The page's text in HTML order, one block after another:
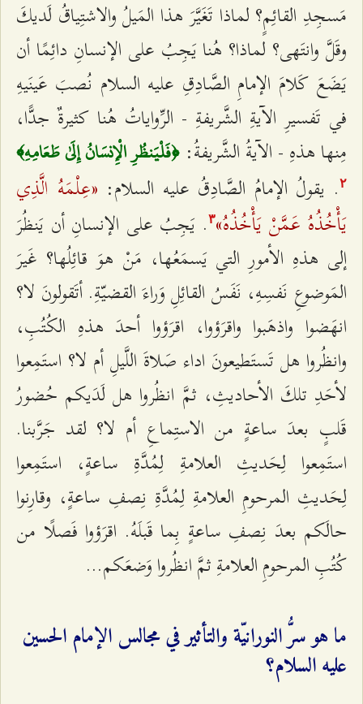
مَسجِدِ القائِمٍ؟ لماذا تَغَيَّرَ هذا المَيلُ والاشتِياقُ لَديكَ
وقَلَّ وانتَهى؟ لماذا؟ هُنا يَجِبُ على الإنسانِ دائِمًا أن
يَضَعَ كَلامَ الإمامِ الصَّادِقِ عليه السلام نُصبَ عَينَيهِ
في تَفسيرِ الآيةِ الشَّريفةِ - الرِّواياتُ هُنا كثيرةٌ جدًّا،
مِنها هذهِ - الآيةُ الشَّريفةُ:﴿فَلْيَنظُرِ الْإِنسَانُ إِلَىٰ طَعَامِهِ﴾
٢. يقولُ الإمامُ الصَّادِقُ عليه السلام: «عِلْمَهُ الَّذِي
يَأْخُذُهُ عَمَّنْ يَأْخُذُهُ»٣. يَجِبُ على الإنسانِ أن يَنظُرَ
إلى هذهِ الأمورِ التي يَسمَعُها، مَنْ هوَ قائِلُها؟ غَيرَ
المَوضوعِ نَفسِهِ، نَفَسُ القائِلِ وَراءَ القضيّةِ. أتَقولونَ لا؟
انهَضوا واذهَبوا واقرَؤوا، اقرَؤوا أحدَ هذهِ الكُتُبِ،
وانظُروا هل تَستَطيعونَ اداء صَلاةَ اللَّيلِ أم لا؟ استَمِعوا
لأحَدِ تلكَ الأحاديثِ، ثمَّ انظُروا هل لَدَيكم حُضورُ
قَلبٍ بعدَ ساعةٍ من الاستِماعِ أم لا؟ لقد جَرَّبنا.
استَمِعوا لِحَديثِ العلامةِ لِمُدَّةِ ساعةٍ، استَمِعوا
لِحَديثِ المرحومِ العلامةِ لِمُدَّةِ نِصفِ ساعةٍ، وقارِنوا
حالَكم بعدَ نِصفِ ساعةٍ بِما قَبلَهُ. اقرَؤوا فَصلًا من
كُتُبِ المرحومِ العلامةِ ثمَّ انظُروا وَضعَكم...
ما هو سرُّ النورانيّة والتأثير في مجالس الإمام الحسين
عليه السلام؟